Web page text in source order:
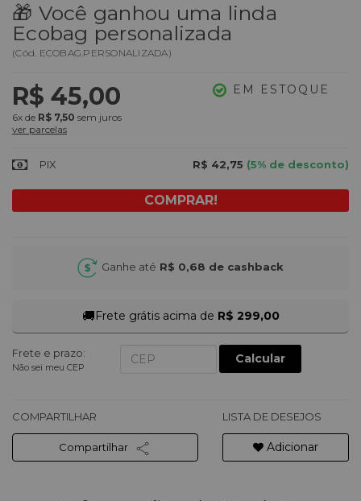
🎁 Você ganhou uma linda
Ecobag personalizada
(Cód. ECOBAG.PERSONALIZADA)
R$ 45,00
6x de R$ 7,50 sem juros
ver parcelas
EM ESTOQUE
PIX R$ 42,75 (5% de desconto)
Ganhe até R$ 0,68 de cashback
🚚Frete grátis acima de R$ 299,00
Frete e prazo:
Não sei meu CEP
Calcular
COMPARTILHAR
Compartilhar
LISTA DE DESEJOS
Adicionar